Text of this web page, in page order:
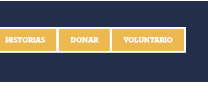
HISTORIAS DONAR VOLUNTARIO